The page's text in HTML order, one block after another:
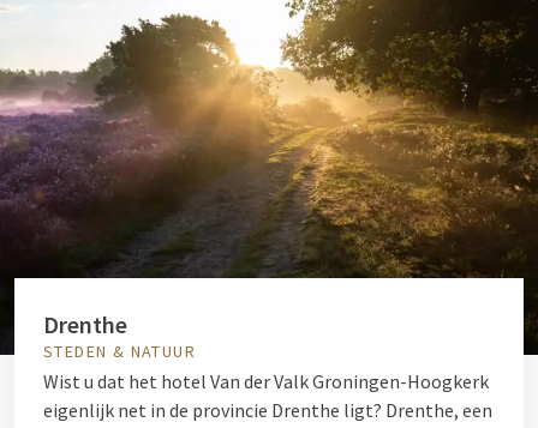
Drenthe
STEDEN & NATUUR
Wist u dat het hotel Van der Valk Groningen-Hoogkerk
eigenlijk net in de provincie Drenthe ligt? Drenthe, een